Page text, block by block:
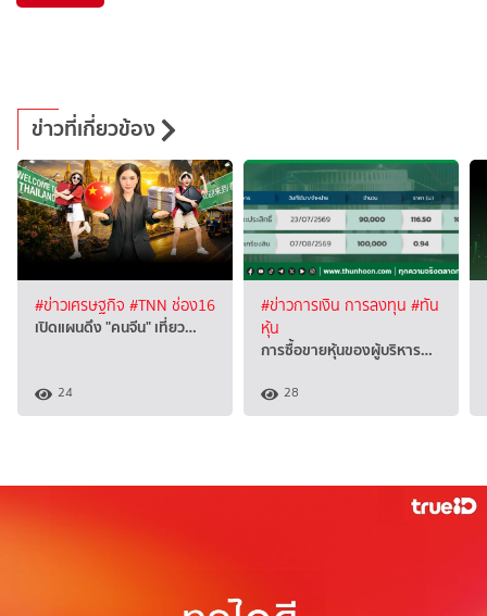
ข่าวที่เกี่ยวข้อง
#ข่าวเศรษฐกิจ #TNN ช่อง16
เปิดแผนดึง "คนจีน" เที่ยว…
24
#ข่าวการเงิน การลงทุน #ทัน
หุ้น
การซื้อขายหุ้นของผู้บริหาร…
28